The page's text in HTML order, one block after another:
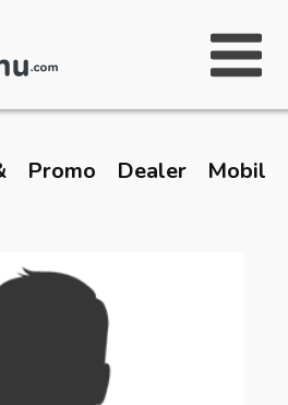
Promo Dealer Mobil